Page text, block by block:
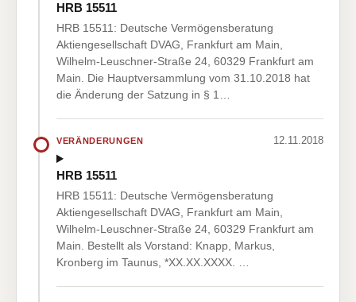
HRB 15511
HRB 15511: Deutsche Vermögensberatung
Aktiengesellschaft DVAG, Frankfurt am Main,
Wilhelm-Leuschner-Straße 24, 60329 Frankfurt am
Main. Die Hauptversammlung vom 31.10.2018 hat
die Änderung der Satzung in § 1…
VERÄNDERUNGEN 12.11.2018
HRB 15511
HRB 15511: Deutsche Vermögensberatung
Aktiengesellschaft DVAG, Frankfurt am Main,
Wilhelm-Leuschner-Straße 24, 60329 Frankfurt am
Main. Bestellt als Vorstand: Knapp, Markus,
Kronberg im Taunus, *XX.XX.XXXX. …